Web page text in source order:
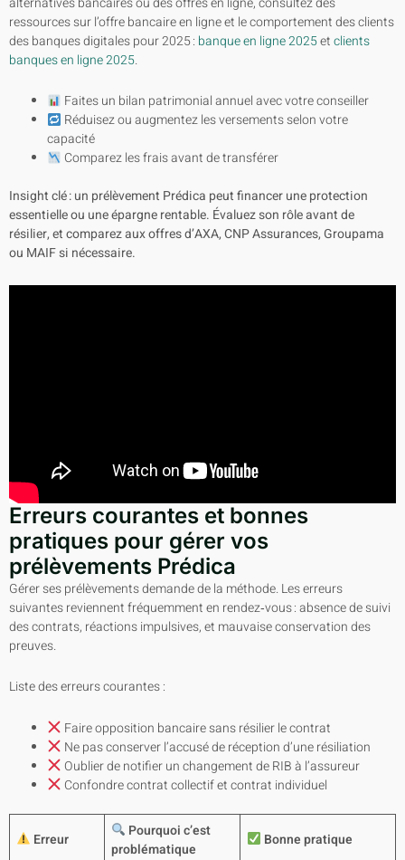
ressources sur l’offre bancaire en ligne et le comportement des clients
des banques digitales pour 2025 : banque en ligne 2025etclients
banques en ligne 2025.
Faites un bilan patrimonial annuel avec votre conseiller
Réduisez ou augmentez les versements selon votre
capacité
Comparez les frais avant de transférer
Insight clé : un prélèvement Prédica peut financer une protection
essentielle ou une épargne rentable. Évaluez son rôle avant de
résilier, et comparez aux offres d’AXA, CNP Assurances, Groupama
ou MAIF si nécessaire.
Erreurs courantes et bonnes
pratiques pour gérer vos
prélèvements Prédica
Gérer ses prélèvements demande de la méthode. Les erreurs
suivantes reviennent fréquemment en rendez‑vous : absence de suivi
des contrats, réactions impulsives, et mauvaise conservation des
preuves.
Liste des erreurs courantes :
Faire opposition bancaire sans résilier le contrat
Ne pas conserver l’accusé de réception d’une résiliation
Oublier de notifier un changement de RIB à l’assureur
Confondre contrat collectif et contrat individuel
Erreur
Pourquoi c’est
problématique
Bonne pratique